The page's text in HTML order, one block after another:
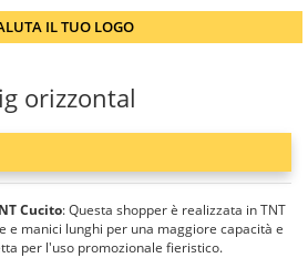
IL TUO LOGO
orizzontal
Cucito: Questa shopper è realizzata in TNT
e manici lunghi per una maggiore capacità e
per l'uso promozionale fieristico.